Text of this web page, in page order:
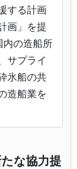
する計画
画」を提
の造船所
サプライ
氷船の共
造船業を
な協力提